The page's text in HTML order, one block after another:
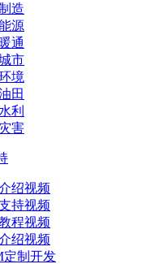
造
源
通
市
境
田
利
害
绍视频
持视频
程视频
绍视频
定制开发